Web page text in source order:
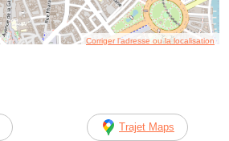
Corriger l’adresse ou la localisation
Trajet Maps